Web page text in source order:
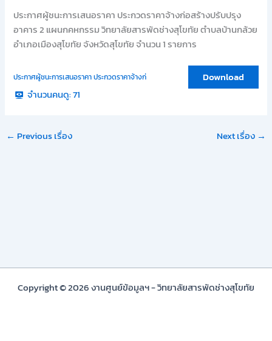
ประกาศผู้ชนะการเสนอราคา ประกวดราคาจ้างก่อสร้างปรับปรุง
อาคาร 2 แผนกคหกรรม วิทยาลัยสารพัดช่างสุโขทัย ตำบลบ้านกล้วย
อำเภอเมืองสุโขทัย จังหวัดสุโขทัย จำนวน 1 รายการ
ประกาศผู้ชนะการเสนอราคา ประกวดราคาจ้างก่
Download
จำนวนคนดู: 71
← Previous เรื่อง Next เรื่อง →
Copyright © 2026 งานศูนย์ข้อมูลฯ - วิทยาลัยสารพัดช่างสุโขทัย